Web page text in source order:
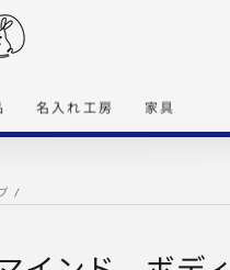
名入れ工房 家具
/